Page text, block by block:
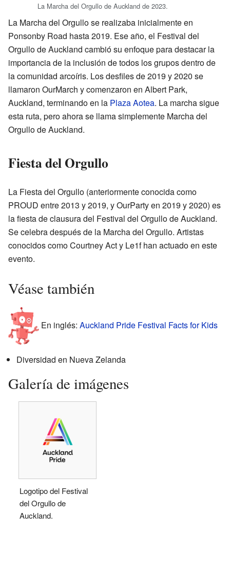
La Marcha del Orgullo de Auckland de 2023.
La Marcha del Orgullo se realizaba inicialmente en
Ponsonby Road hasta 2019. Ese año, el Festival del
Orgullo de Auckland cambió su enfoque para destacar la
importancia de la inclusión de todos los grupos dentro de
la comunidad arcoíris. Los desfiles de 2019 y 2020 se
llamaron OurMarch y comenzaron en Albert Park,
Auckland, terminando en la Plaza Aotea. La marcha sigue
esta ruta, pero ahora se llama simplemente Marcha del
Orgullo de Auckland.
Fiesta del Orgullo
La Fiesta del Orgullo (anteriormente conocida como
PROUD entre 2013 y 2019, y OurParty en 2019 y 2020) es
la fiesta de clausura del Festival del Orgullo de Auckland.
Se celebra después de la Marcha del Orgullo. Artistas
conocidos como Courtney Act y Le1f han actuado en este
evento.
Véase también
En inglés: Auckland Pride Festival Facts for Kids
Diversidad en Nueva Zelanda
Galería de imágenes
Logotipo del Festival
del Orgullo de
Auckland.